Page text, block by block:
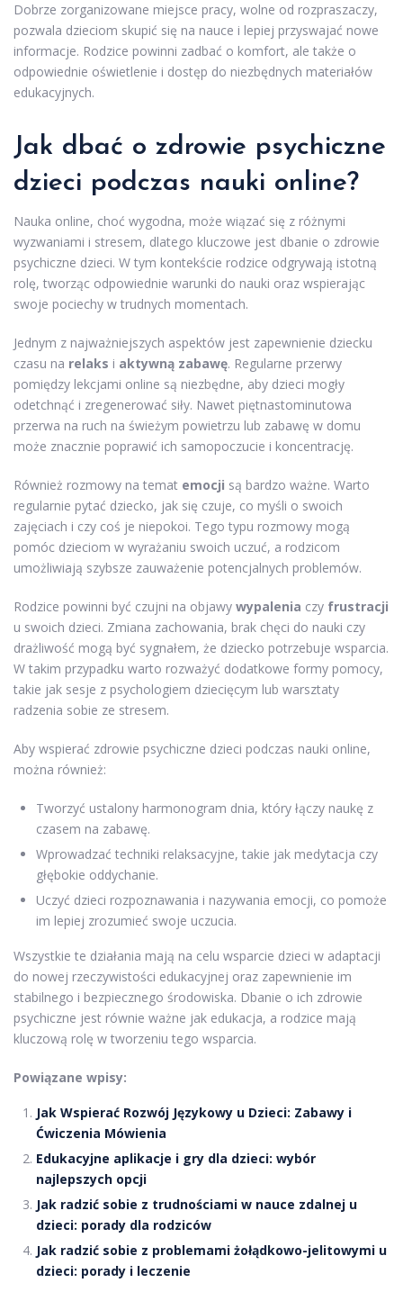
Dobrze zorganizowane miejsce pracy, wolne od rozpraszaczy,
pozwala dzieciom skupić się na nauce i lepiej przyswajać nowe
informacje. Rodzice powinni zadbać o komfort, ale także o
odpowiednie oświetlenie i dostęp do niezbędnych materiałów
edukacyjnych.
Jak dbać o zdrowie psychiczne
dzieci podczas nauki online?
Nauka online, choć wygodna, może wiązać się z różnymi
wyzwaniami i stresem, dlatego kluczowe jest dbanie o zdrowie
psychiczne dzieci. W tym kontekście rodzice odgrywają istotną
rolę, tworząc odpowiednie warunki do nauki oraz wspierając
swoje pociechy w trudnych momentach.
Jednym z najważniejszych aspektów jest zapewnienie dziecku
czasu na relaks i aktywną zabawę. Regularne przerwy
pomiędzy lekcjami online są niezbędne, aby dzieci mogły
odetchnąć i zregenerować siły. Nawet piętnastominutowa
przerwa na ruch na świeżym powietrzu lub zabawę w domu
może znacznie poprawić ich samopoczucie i koncentrację.
Również rozmowy na temat emocji są bardzo ważne. Warto
regularnie pytać dziecko, jak się czuje, co myśli o swoich
zajęciach i czy coś je niepokoi. Tego typu rozmowy mogą
pomóc dzieciom w wyrażaniu swoich uczuć, a rodzicom
umożliwiają szybsze zauważenie potencjalnych problemów.
Rodzice powinni być czujni na objawy wypalenia czy frustracji
u swoich dzieci. Zmiana zachowania, brak chęci do nauki czy
drażliwość mogą być sygnałem, że dziecko potrzebuje wsparcia.
W takim przypadku warto rozważyć dodatkowe formy pomocy,
takie jak sesje z psychologiem dziecięcym lub warsztaty
radzenia sobie ze stresem.
Aby wspierać zdrowie psychiczne dzieci podczas nauki online,
można również:
Tworzyć ustalony harmonogram dnia, który łączy naukę z
czasem na zabawę.
Wprowadzać techniki relaksacyjne, takie jak medytacja czy
głębokie oddychanie.
Uczyć dzieci rozpoznawania i nazywania emocji, co pomoże
im lepiej zrozumieć swoje uczucia.
Wszystkie te działania mają na celu wsparcie dzieci w adaptacji
do nowej rzeczywistości edukacyjnej oraz zapewnienie im
stabilnego i bezpiecznego środowiska. Dbanie o ich zdrowie
psychiczne jest równie ważne jak edukacja, a rodzice mają
kluczową rolę w tworzeniu tego wsparcia.
Powiązane wpisy:
Jak Wspierać Rozwój Językowy u Dzieci: Zabawy i
Ćwiczenia Mówienia
Edukacyjne aplikacje i gry dla dzieci: wybór
najlepszych opcji
Jak radzić sobie z trudnościami w nauce zdalnej u
dzieci: porady dla rodziców
Jak radzić sobie z problemami żołądkowo-jelitowymi u
dzieci: porady i leczenie